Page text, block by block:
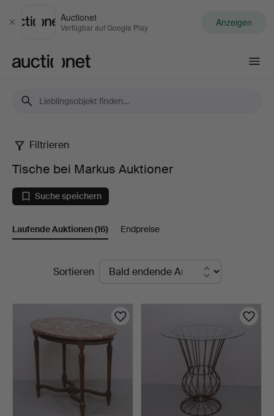
Schließen
Auctionet
Verfügbar auf Google Play Anzeigen
Tische
bei
Markus
Auktioner
Filtrieren
Tische bei Markus Auktioner
Suche speichern
Laufende Auktionen(16) Endpreise
LaufendeSortieren